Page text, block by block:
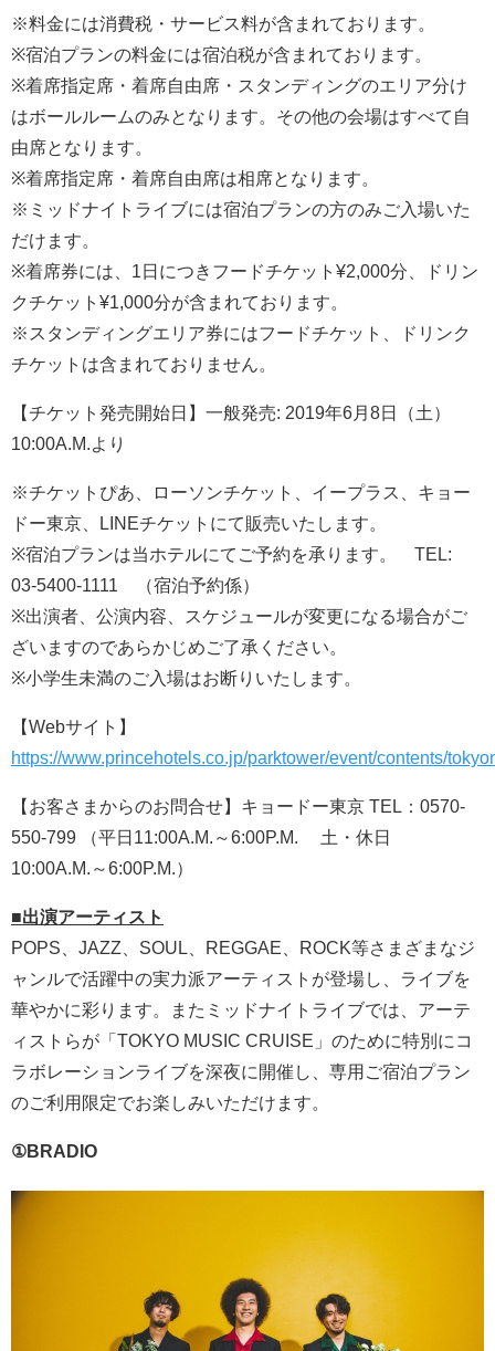
※料金には消費税・サービス料が含まれております。
※宿泊プランの料金には宿泊税が含まれております。
※着席指定席・着席自由席・スタンディングのエリア分け
はボールルームのみとなります。その他の会場はすべて自
由席となります。
※着席指定席・着席自由席は相席となります。
※ミッドナイトライブには宿泊プランの方のみご入場いた
だけます。
※着席券には、1日につきフードチケット¥2,000分、ドリン
クチケット¥1,000分が含まれております。
※スタンディングエリア券にはフードチケット、ドリンク
チケットは含まれておりません。
【チケット発売開始日】一般発売: 2019年6月8日（土）
10:00A.M.より
※チケットぴあ、ローソンチケット、イープラス、キョー
ドー東京、LINEチケットにて販売いたします。
※宿泊プランは当ホテルにてご予約を承ります。 TEL:
03-5400-1111 （宿泊予約係）
※出演者、公演内容、スケジュールが変更になる場合がご
ざいますのであらかじめご了承ください。
※小学生未満のご入場はお断りいたします。
【Webサイト】
https://www.princehotels.co.jp/parktower/event/contents/
【お客さまからのお問合せ】キョードー東京 TEL：0570-
550-799 （平日11:00A.M.～6:00P.M. 土・休日
10:00A.M.～6:00P.M.）
■出演アーティスト
POPS、JAZZ、SOUL、REGGAE、ROCK等さまざまなジ
ャンルで活躍中の実力派アーティストが登場し、ライブを
華やかに彩ります。またミッドナイトライブでは、アーテ
ィストらが「TOKYO MUSIC CRUISE」のために特別にコ
ラボレーションライブを深夜に開催し、専用ご宿泊プラン
のご利用限定でお楽しみいただけます。
①BRADIO